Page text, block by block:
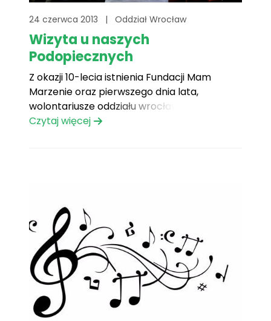
24 czerwca 2013 | Oddział Wrocław
Wizyta u naszych
Podopiecznych
Z okazji 10-lecia istnienia Fundacji Mam
Marzenie oraz pierwszego dnia lata,
wolontariusze oddziału wrocławskiego
postanowili odwiedzić wszystkie dzieci i
Sponsorką[...]
Czytaj więcej